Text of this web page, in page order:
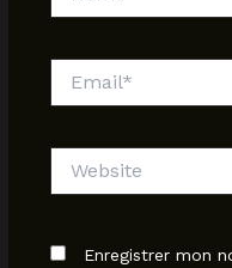
Enregistrer mon